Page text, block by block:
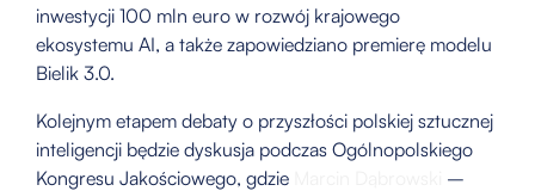
inwestycji 100 mln euro w rozwój krajowego
ekosystemu AI, a także zapowiedziano premierę modelu
Bielik 3.0.
Kolejnym etapem debaty o przyszłości polskiej sztucznej
inteligencji będzie dyskusja podczas Ogólnopolskiego
Kongresu Jakościowego, gdzie
–